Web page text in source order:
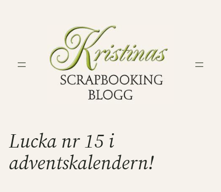
Lucka nr 15 i
adventskalendern!